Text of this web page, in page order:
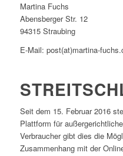
Martina Fuchs
Abensberger Str. 12
94315 Straubing
E-Mail: post(at)martina-
Seit dem 15. Februar 2016
Plattform für
Verbraucher gibt dies die
Zusammenhang mit der